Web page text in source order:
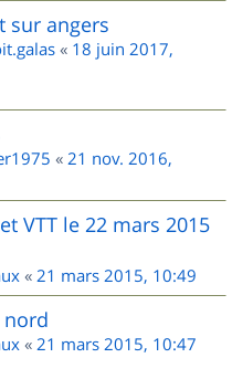
sur angers
« 18 juin 2017,
« 21 nov. 2016,
VTT le 22 mars 2015
« 21 mars 2015, 10:49
nord
« 21 mars 2015, 10:47